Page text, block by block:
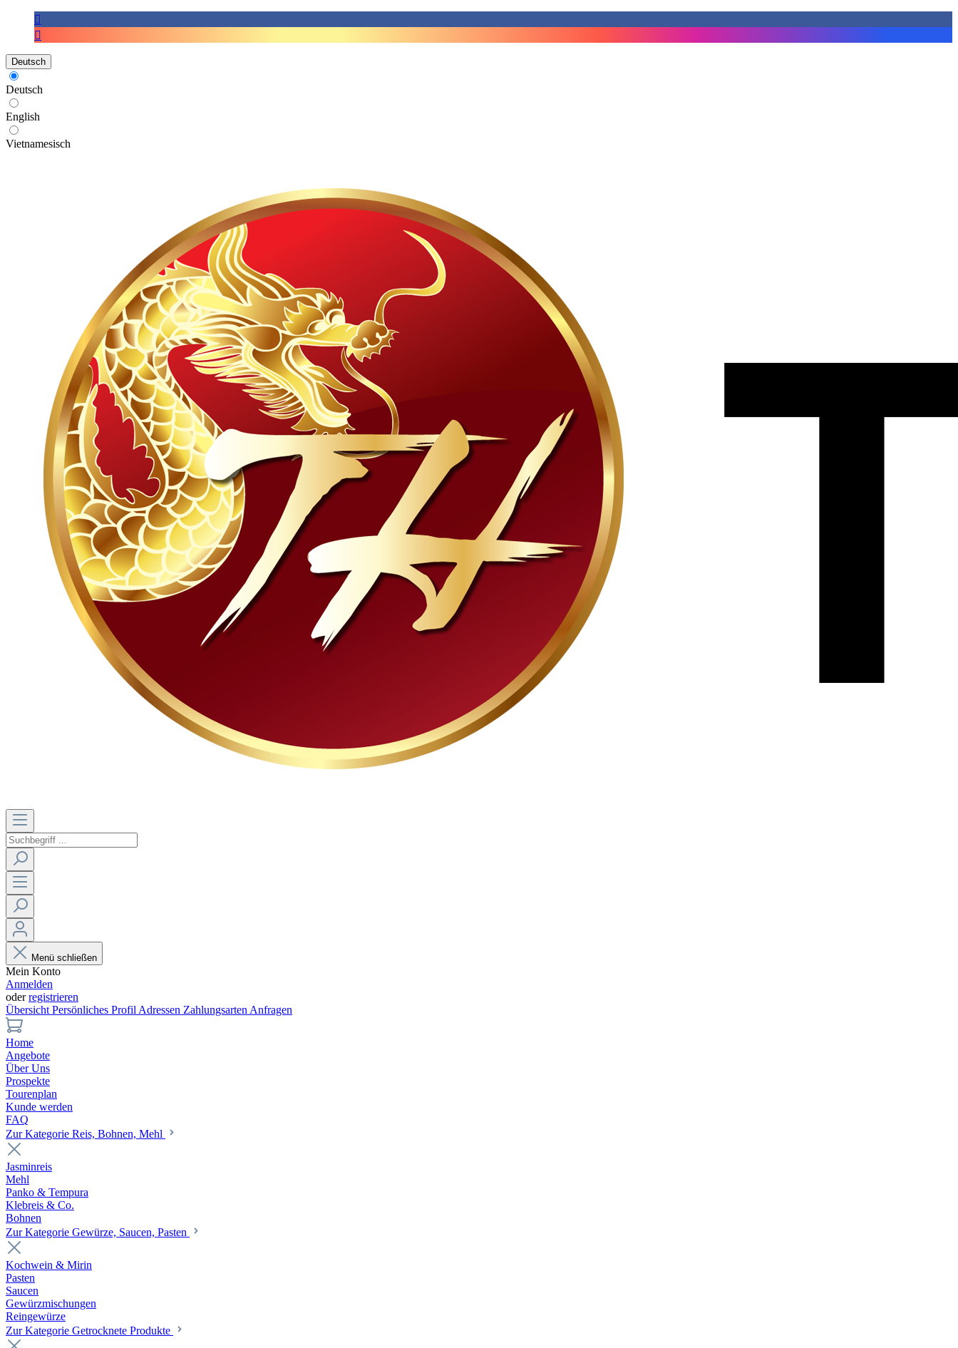
Deutsch
Deutsch
English
Vietnamesisch
Menü schließen
Mein Konto
Anmelden
oderregistrieren
Übersicht Persönliches Profil Adressen Zahlungsarten Anfragen
Home
Angebote
Über Uns
Prospekte
Tourenplan
Kunde werden
FAQ
Zur Kategorie Reis, Bohnen, Mehl
Jasminreis
Mehl
Panko & Tempura
Klebreis & Co.
Bohnen
Zur Kategorie Gewürze, Saucen, Pasten
Kochwein & Mirin
Pasten
Saucen
Gewürzmischungen
Reingewürze
Zur Kategorie Getrocknete Produkte